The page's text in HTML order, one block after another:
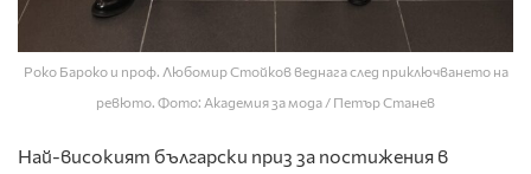
Роко Бароко и проф. Любомир Стойков веднага след приключването на
ревюто. Фото: Академия за мода / Петър Станев
Най-високият български приз за постижения в